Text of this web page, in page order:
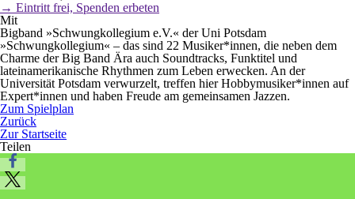
→ Eintritt frei, Spenden erbeten
Mit
Bigband »Schwungkollegium e.V.« der Uni Potsdam
»Schwungkollegium« – das sind 22 Musiker*innen, die neben dem
Charme der Big Band Ära auch Soundtracks, Funktitel und
lateinamerikanische Rhythmen zum Leben erwecken. An der
Universität Potsdam verwurzelt, treffen hier Hobbymusiker*innen auf
Expert*innen und haben Freude am gemeinsamen Jazzen.
Zum Spielplan
Zurück
Zur Startseite
Teilen